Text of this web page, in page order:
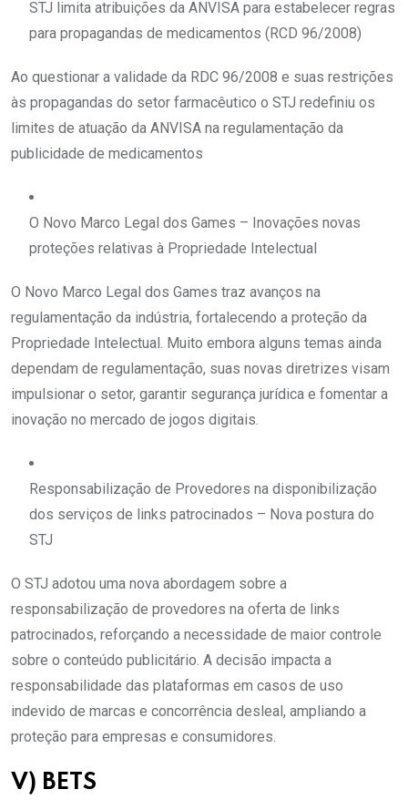
STJ limita atribuições da ANVISA para estabelecer regras
para propagandas de medicamentos (RCD 96/2008)
Ao questionar a validade da RDC 96/2008 e suas restrições
às propagandas do setor farmacêutico o STJ redefiniu os
limites de atuação da ANVISA na regulamentação da
publicidade de medicamentos
O Novo Marco Legal dos Games – Inovações novas
proteções relativas à Propriedade Intelectual
O Novo Marco Legal dos Games traz avanços na
regulamentação da indústria, fortalecendo a proteção da
Propriedade Intelectual. Muito embora alguns temas ainda
dependam de regulamentação, suas novas diretrizes visam
impulsionar o setor, garantir segurança jurídica e fomentar a
inovação no mercado de jogos digitais.
Responsabilização de Provedores na disponibilização
dos serviços de links patrocinados – Nova postura do
STJ
O STJ adotou uma nova abordagem sobre a
responsabilização de provedores na oferta de links
patrocinados, reforçando a necessidade de maior controle
sobre o conteúdo publicitário. A decisão impacta a
responsabilidade das plataformas em casos de uso
indevido de marcas e concorrência desleal, ampliando a
proteção para empresas e consumidores.
V) BETS